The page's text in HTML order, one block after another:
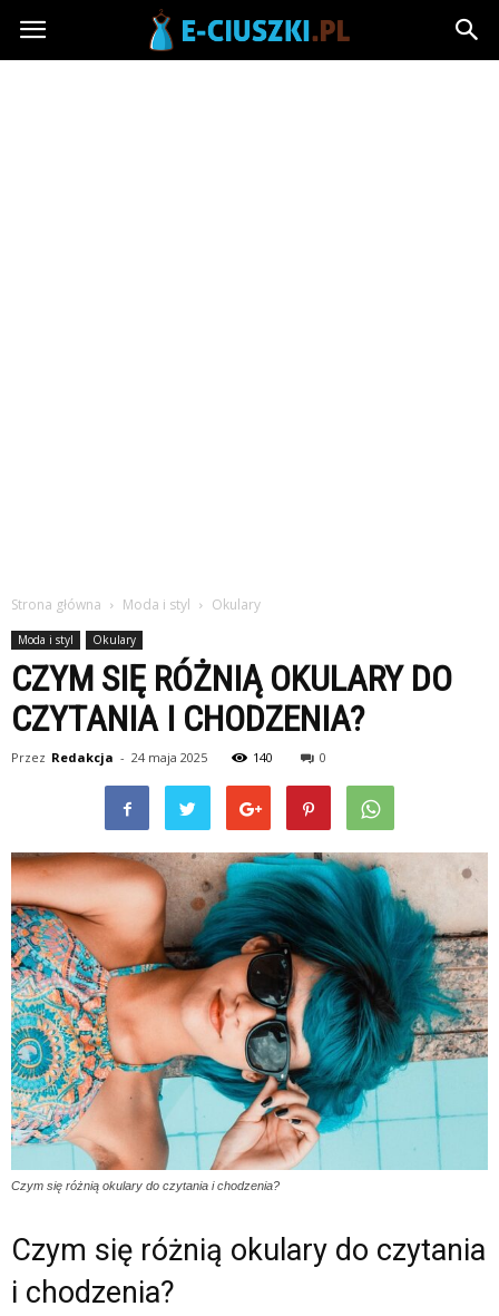
Strona główna Moda i styl Okulary
Moda i styl Okulary
CZYM SIĘ RÓŻNIĄ OKULARY DO
CZYTANIA I CHODZENIA?
Przez Redakcja - 24 maja 2025 140 0
Czym się różnią okulary do czytania i chodzenia?
Czym się różnią okulary do czytania
i chodzenia?